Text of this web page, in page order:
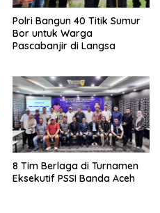
Polri Bangun 40 Titik Sumur
Bor untuk Warga
Pascabanjir di Langsa
8 Tim Berlaga di Turnamen
Eksekutif PSSI Banda Aceh